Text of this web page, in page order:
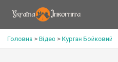
Головна > Відео > Курган Бойковий